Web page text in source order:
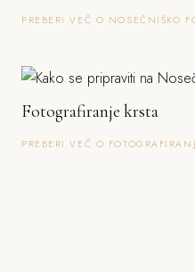
PREBERI VEČ O NOSEČNIŠKO
Fotografiranje krsta
PREBERI VEČ O